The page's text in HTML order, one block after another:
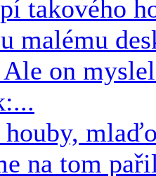
takového
malému
Ale on
houby,
na tom